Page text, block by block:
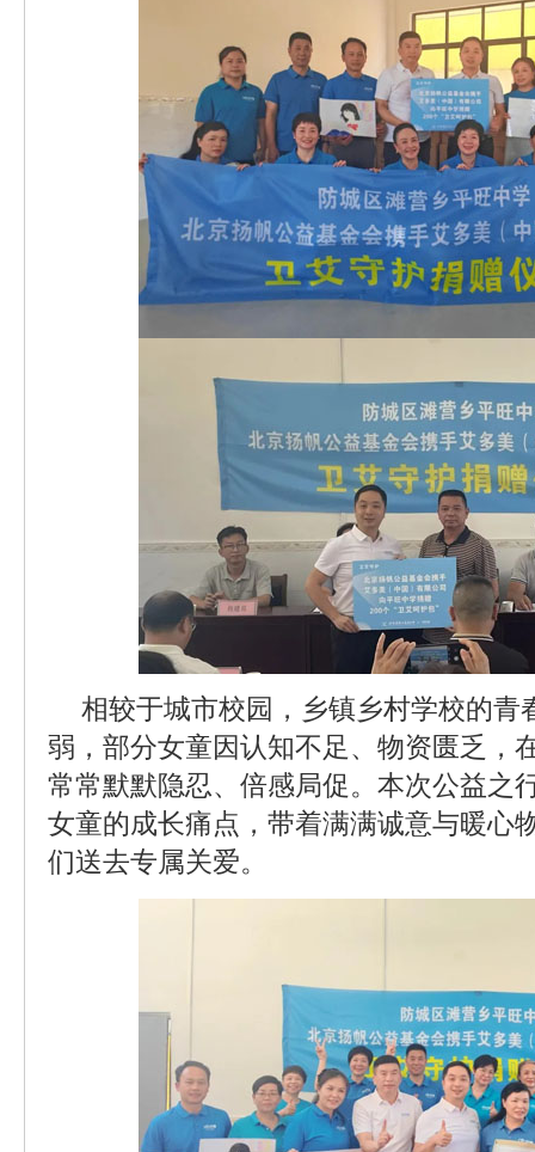
相较于城市校园，乡镇乡村学校的青
弱，部分女童因认知不足、物资匮乏，
常常默默隐忍、倍感局促。本次公益之
女童的成长痛点，带着满满诚意与暖心
们送去专属关爱。